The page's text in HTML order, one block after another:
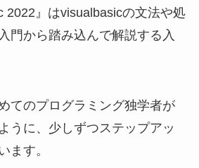
2022』はvisualbasicの文法や処
門から踏み込んで解説する入
てのプログラミング独学者が
うに、少しずつステップアッ
ます。